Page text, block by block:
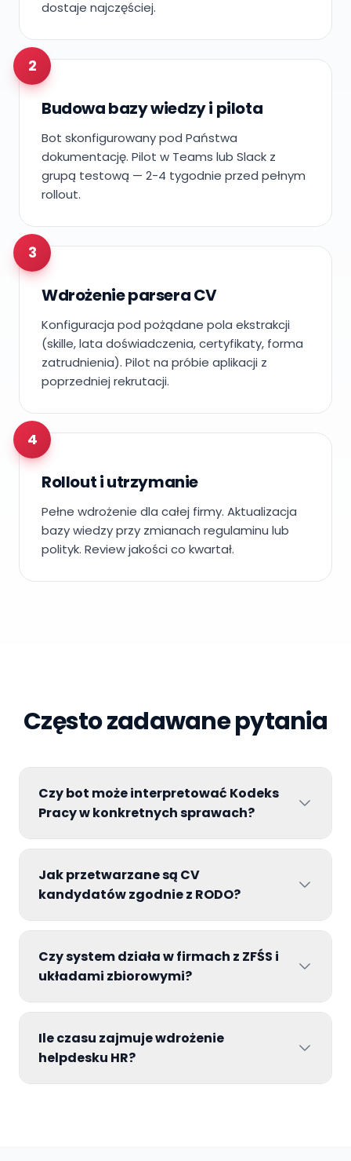
dostaje najczęściej.
2
Budowa bazy wiedzy i pilota
Bot skonfigurowany pod Państwa
dokumentację. Pilot w Teams lub Slack z
grupą testową — 2-4 tygodnie przed pełnym
rollout.
3
Wdrożenie parsera CV
Konfiguracja pod pożądane pola ekstrakcji
(skille, lata doświadczenia, certyfikaty, forma
zatrudnienia). Pilot na próbie aplikacji z
poprzedniej rekrutacji.
4
Rollout i utrzymanie
Pełne wdrożenie dla całej firmy. Aktualizacja
bazy wiedzy przy zmianach regulaminu lub
polityk. Review jakości co kwartał.
Często zadawane pytania
Czy bot może interpretować Kodeks
Pracy w konkretnych sprawach?
Jak przetwarzane są CV
kandydatów zgodnie z RODO?
Czy system działa w firmach z ZFŚS i
układami zbiorowymi?
Ile czasu zajmuje wdrożenie
helpdesku HR?